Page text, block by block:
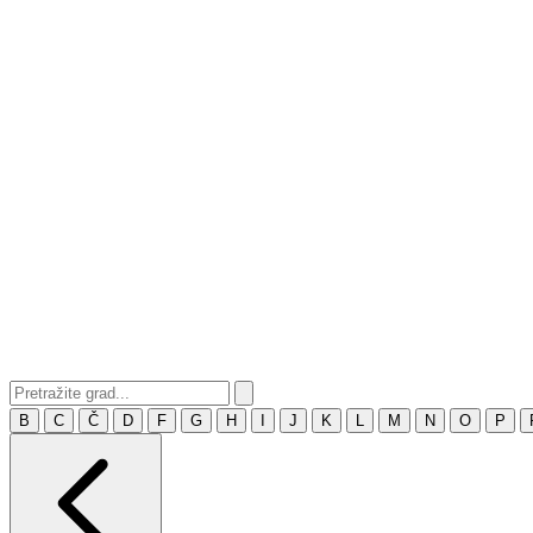
B C Č D F G H J K M N O P